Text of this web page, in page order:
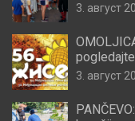
3. август
3. август